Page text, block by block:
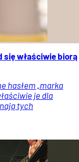
się właściwie biorą
hasłem „marka
je dla
tych